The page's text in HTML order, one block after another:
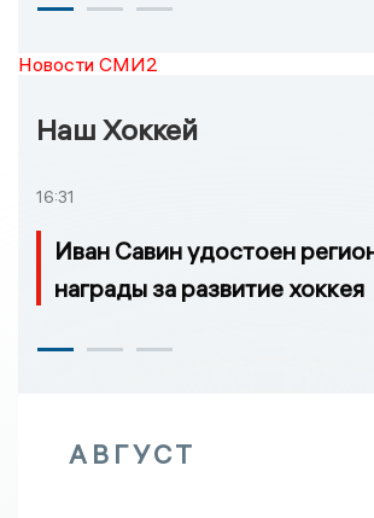
Новости СМИ2
Наш Хоккей
16:31
Иван Савин удостоен
награды за развитие хоккея
АВГУСТ